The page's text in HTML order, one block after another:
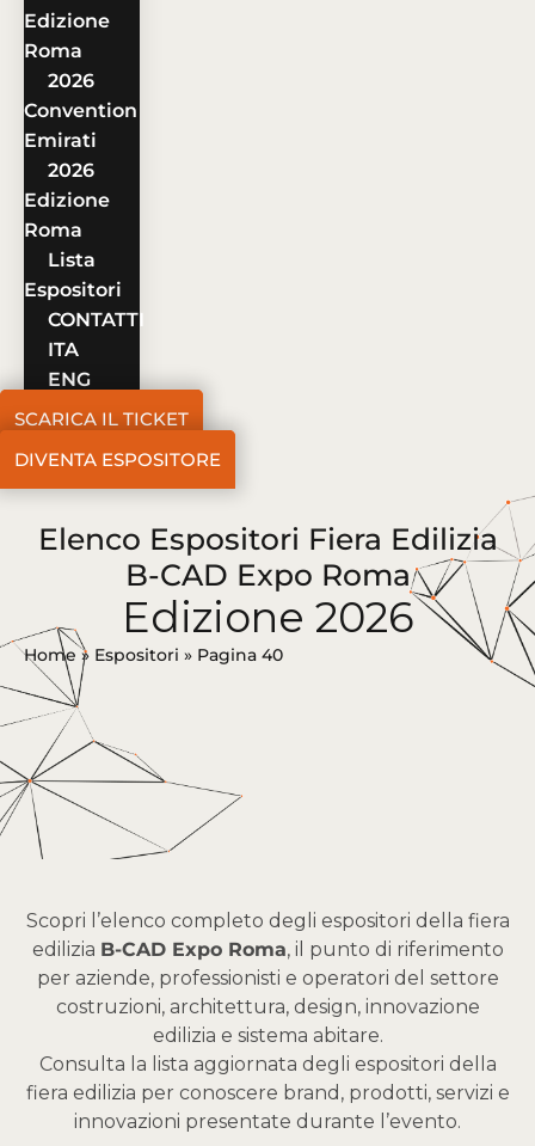
Edizione
Roma
2026
Convention
Emirati
2026
Edizione
Roma
Lista
Espositori
CONTATTI
ITA
ENG
SCARICA IL TICKET
DIVENTA ESPOSITORE
Elenco Espositori Fiera Edilizia
B-CAD Expo Roma
Edizione 2026
Home» Espositori » Pagina 40
Scopri l’elenco completo degli espositori della fiera
edilizia B-CAD Expo Roma, il punto di riferimento
per aziende, professionisti e operatori del settore
costruzioni, architettura, design, innovazione
edilizia e sistema abitare.
Consulta la lista aggiornata degli espositori della
fiera edilizia per conoscere brand, prodotti, servizi e
innovazioni presentate durante l’evento.